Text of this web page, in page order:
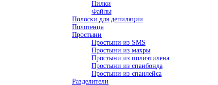
Пилки
Файлы
Полоски для депиляции
Полотенца
Простыни
Простыни из SMS
Простыни из махры
Простыни из полиэтилена
Простыни из спанбонда
Простыни из спанлейса
Разделители